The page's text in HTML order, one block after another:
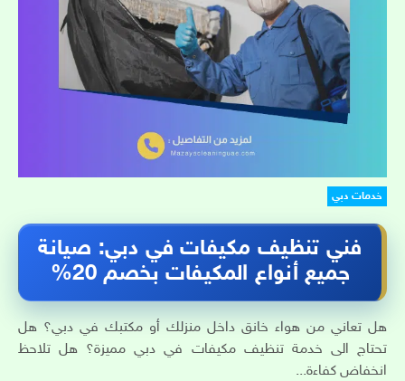
خدمات دبي
فني تنظيف مكيفات في دبي: صيانة
جميع أنواع المكيفات بخصم 20%
هل تعاني من هواء خانق داخل منزلك أو مكتبك في دبي؟ هل
تحتاج الى خدمة تنظيف مكيفات في دبي مميزة؟ هل تلاحظ
انخفاض كفاءة...